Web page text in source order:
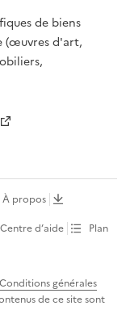
de biens
(œuvres d'art,
À propos
Centre d’aide
Plan
Conditions générales
de ce site sont